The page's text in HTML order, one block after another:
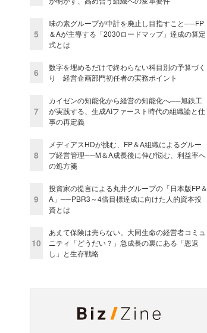
5
味の素グループが中計を廃止し目指すこと──FP
＆Aが主導する「2030ロードマップ」達成の算定
式とは
6
数字を埋めるだけで終わらない科目別の予算づく
り 経営企画部門初任者の実務ポイント
7
カイゼンの知能化から経営の知能化へ──旭鉄工
が実践する、生成AIファースト時代の組織論と仕
事の再定義
8
メディアスHDが挑む、FP＆A組織によるグルー
プ経営管理──M＆A成長後に伸び悩む、利益率へ
の処方箋
9
投資家の提言による丸井グループの「日本版FP＆
A」──PBR3～4倍目標達成に向けた人的資本投
資とは
10
あえて保険は売らない。大同生命の経営者コミュ
ニティ「どうだい？」急成長の裏にある「恩返
し」と生存戦略